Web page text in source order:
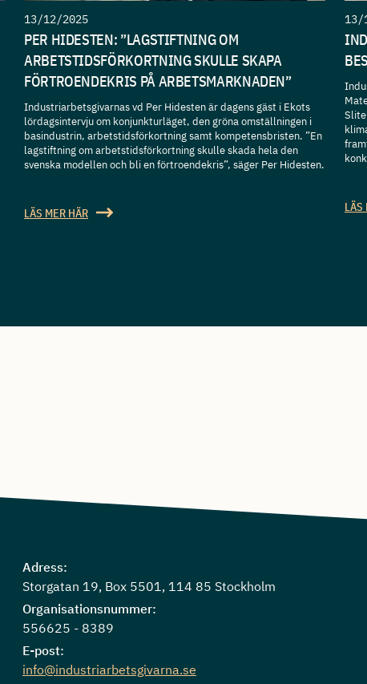
13/12/2025
PER HIDESTEN: ”LAGSTIFTNING OM
ARBETSTIDSFÖRKORTNING SKULLE SKAPA
FÖRTROENDEKRIS PÅ ARBETSMARKNADEN”
Industriarbetsgivarnas vd Per Hidesten är dagens gäst i Ekots
lördagsintervju om konjunkturläget, den gröna omställningen i
basindustrin, arbetstidsförkortning samt kompetensbristen. ”En
lagstiftning om arbetstidsförkortning skulle skada hela den
svenska modellen och bli en förtroendekris”, säger Per Hidesten.
LÄS MER HÄR
13/
LÄS
Adress:
Storgatan 19, Box 5501, 114 85 Stockholm
Organisationsnummer:
556625 - 8389
E-post:
info@industriarbetsgivarna.se